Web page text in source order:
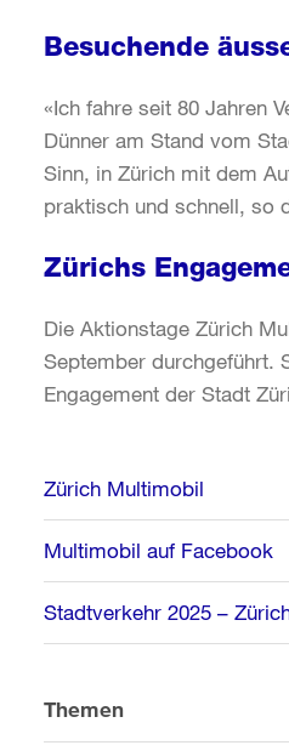
Besuchende
«Ich fahre seit 80 Jahren
Dünner am Stand vom
Sinn, in Zürich mit dem
praktisch und schnell, so
Zürichs
Die Aktionstage Zürich
September durchgeführt.
Engagement der Stadt
Weitere
Informationen
Zürich Multimobil
Multimobil auf Facebook
Stadtverkehr 2025 –
Themen